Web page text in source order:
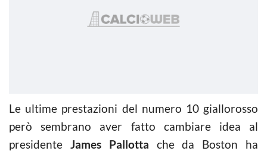
Le ultime prestazioni del numero 10 giallorosso
però sembrano aver fatto cambiare idea al
presidente James Pallotta che da Boston ha